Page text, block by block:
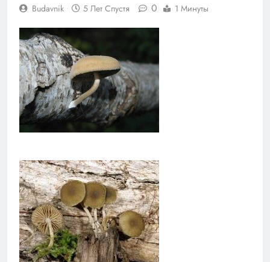
Budavnik 5 Лет Спустя 0 1 Минуты